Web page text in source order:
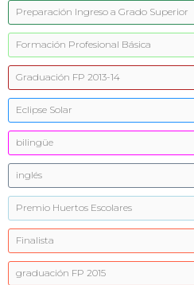
Preparación Ingreso a Grado Superior
Formación Profesional Básica
Graduación FP 2013-14
Eclipse Solar
bilingüe
inglés
Premio Huertos Escolares
Finalista
graduación FP 2015